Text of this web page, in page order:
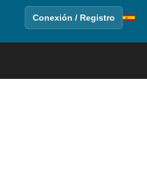
Conexión / Registro